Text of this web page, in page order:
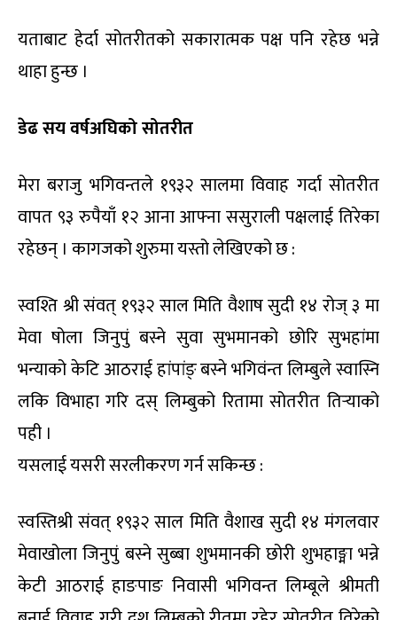
यताबाट हेर्दा सोतरीतको सकारात्मक पक्ष पनि रहेछ भन्ने
थाहा हुन्छ ।
डेढ सय वर्षअघिको सोतरीत
मेरा बराजु भगिवन्तले १९३२ सालमा विवाह गर्दा सोतरीत
वापत ९३ रुपैयाँ १२ आना आफ्ना ससुराली पक्षलाई तिरेका
रहेछन् । कागजको शुरुमा यस्तो लेखिएको छ :
स्वश्ति श्री संवत् १९३२ साल मिति वैशाष सुदी १४ रोज् ३ मा
मेवा षोला जिनुपुं बस्ने सुवा सुभमानको छोरि सुभहांमा
भन्याको केटि आठराई हांपांङ् बस्ने भगिवंन्त लिम्बुले स्वास्नि
लकि विभाहा गरि दस् लिम्बुको रितामा सोतरीत तिर्‍याको
पही ।
यसलाई यसरी सरलीकरण गर्न सकिन्छ :
स्वस्तिश्री संवत् १९३२ साल मिति वैशाख सुदी १४ मंगलवार
मेवाखोला जिनुपुं बस्ने सुब्बा शुभमानकी छोरी शुभहाङ्मा भन्ने
केटी आठराई हाङपाङ निवासी भगिवन्त लिम्बूले श्रीमती